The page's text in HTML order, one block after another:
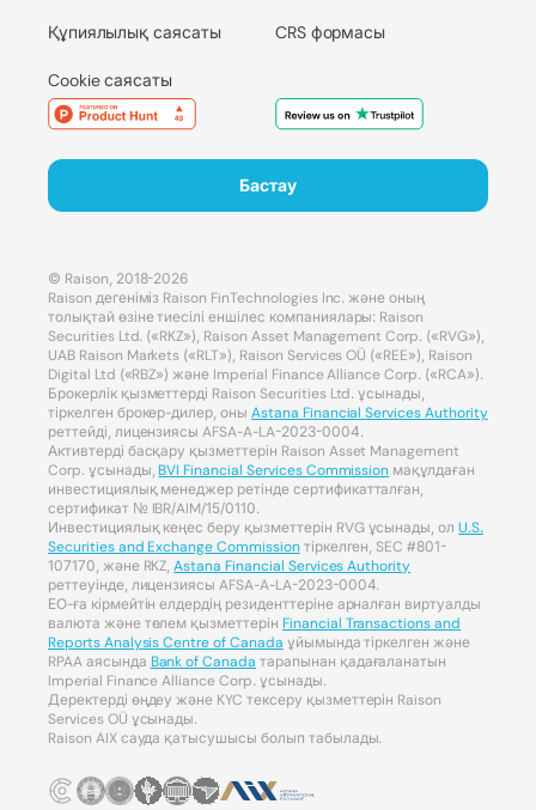
Құпиялылық саясаты
Cookie саясаты
CRS формасы
Бастау
© Raison, 2018-2026
Raison дегеніміз Raison FinTechnologies Inc. және оның
толықтай өзіне тиесілі еншілес компаниялары: Raison
Securities Ltd. («RKZ»), Raison Asset Management Corp. («RVG»),
UAB Raison Markets («RLT»), Raison Services OÜ («REE»), Raison
Digital Ltd («RBZ») және Imperial Finance Alliance Corp. («RCA»).
Брокерлік қызметтерді Raison Securities Ltd. ұсынады,
тіркелген брокер-дилер, оны Astana Financial Services Authority
реттейді, лицензиясы AFSA-A-LA-2023-0004.
Активтерді басқару қызметтерін Raison Asset Management
Corp. ұсынады,BVI Financial Services Commission мақұлдаған
инвестициялық менеджер ретінде сертификатталған,
сертификат № IBR/AIM/15/0110.
Инвестициялық кеңес беру қызметтерін RVG ұсынады, олU.S.
Securities and Exchange Commissionтіркелген, SEC #801-
107170, және RKZ,Astana Financial Services Authority
реттеуінде, лицензиясы AFSA-A-LA-2023-0004.
ЕО-ға кірмейтін елдердің резиденттеріне арналған виртуалды
валюта және төлем қызметтерін Financial Transactions and
Reports Analysis Centre of Canada ұйымында тіркелген және
RPAA аясында Bank of Canada тарапынан қадағаланатын
Imperial Finance Alliance Corp. ұсынады.
Деректерді өңдеу және KYC тексеру қызметтерін Raison
Services OÜ ұсынады.
Raison AIX сауда қатысушысы болып табылады.